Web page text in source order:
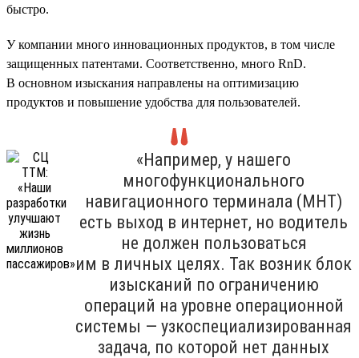
быстро.
У компании много инновационных продуктов, в том числе
защищенных патентами. Соответственно, много RnD.
В основном изыскания направлены на оптимизацию
продуктов и повышение удобства для пользователей.
«Например, у нашего
многофункционального
навигационного терминала (МНТ)
есть выход в интернет, но водитель
не должен пользоваться
им в личных целях. Так возник блок
изысканий по ограничению
операций на уровне операционной
системы — узкоспециализированная
задача, по которой нет данных